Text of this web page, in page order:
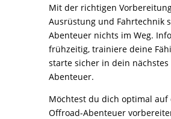
Mit der richtigen
Ausrüstung und Fahrtechnik
Abenteuer nichts im Weg.
frühzeitig, trainiere deine
starte sicher in dein nächstes
Abenteuer.
Möchtest du dich optimal auf
Offroad-Abenteuer